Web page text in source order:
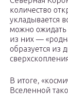
количество
укладывается
можно
из них —
образуется из
В итоге,
Вселенной